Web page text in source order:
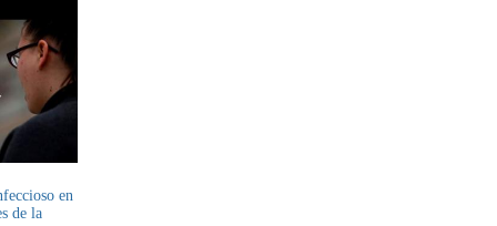
en
de la